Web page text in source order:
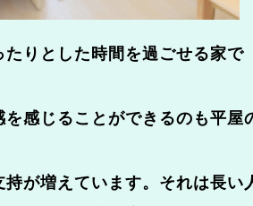
たりとした時間を過ごせる家で
を感じることができるのも平屋
持が増えています。それは長い